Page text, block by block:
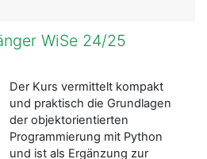
WiSe 24/25
Der Kurs vermittelt kompakt
und praktisch die Grundlagen
der objektorientierten
Programmierung mit Python
und ist als Ergänzung zur